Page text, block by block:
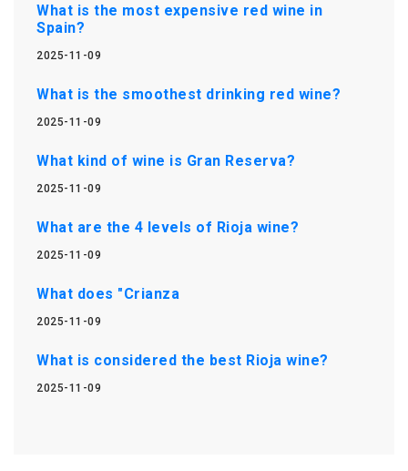
What is the most expensive red wine in
Spain?
2025-11-09
What is the smoothest drinking red wine?
2025-11-09
What kind of wine is Gran Reserva?
2025-11-09
What are the 4 levels of Rioja wine?
2025-11-09
What does "Crianza
2025-11-09
What is considered the best Rioja wine?
2025-11-09